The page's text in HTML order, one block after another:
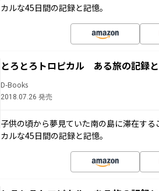
カルな45日間の記録と記憶。
とろとろトロピカル ある旅の記録
D-Books
2018.07.26 発売
子供の頃から夢見ていた南の島に滞在す
カルな45日間の記録と記憶。